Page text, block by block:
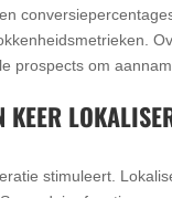
prospects om
stimuleert.